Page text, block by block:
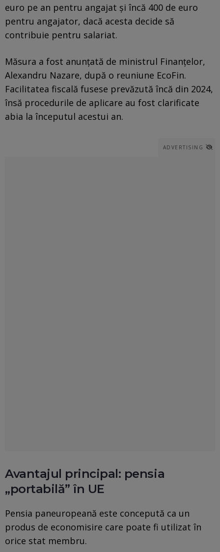
euro pe an pentru angajat și încă 400 de euro
pentru angajator, dacă acesta decide să
contribuie pentru salariat.
Măsura a fost anunțată de ministrul Finanțelor,
Alexandru Nazare, după o reuniune EcoFin.
Facilitatea fiscală fusese prevăzută încă din 2024,
însă procedurile de aplicare au fost clarificate
abia la începutul acestui an.
ADVERTISING
Avantajul principal: pensia
„portabilă” în UE
Pensia paneuropeană este concepută ca un
produs de economisire care poate fi utilizat în
orice stat membru.